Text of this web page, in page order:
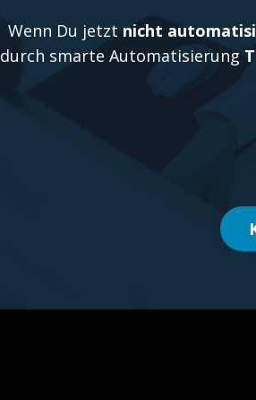
Wenn Du jetzt nicht
durch smarte Automatisierung